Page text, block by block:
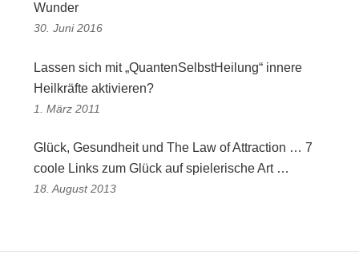
Wunder
30. Juni 2016
Lassen sich mit „QuantenSelbstHeilung“ innere
Heilkräfte aktivieren?
1. März 2011
Glück, Gesundheit und The Law of Attraction … 7
coole Links zum Glück auf spielerische Art …
18. August 2013